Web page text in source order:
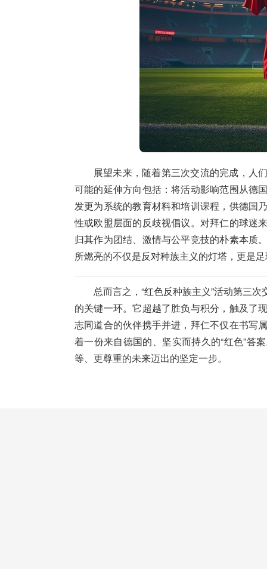
展望未来，随着第三次交流的完成，人
可能的延伸方向包括：将活动影响范围从德
发更为系统的教育材料和培训课程，供德国
性或欧盟层面的反歧视倡议。对拜仁的球迷
归其作为团结、激情与公平竞技的朴素本质
所燃亮的不仅是反对种族主义的灯塔，更是
总而言之，“红色反种族主义”活动第三
的关键一环。它超越了胜负与积分，触及了
志同道合的伙伴携手并进，拜仁不仅在书写
着一份来自德国的、坚实而持久的“红色”答
等、更尊重的未来迈出的坚定一步。